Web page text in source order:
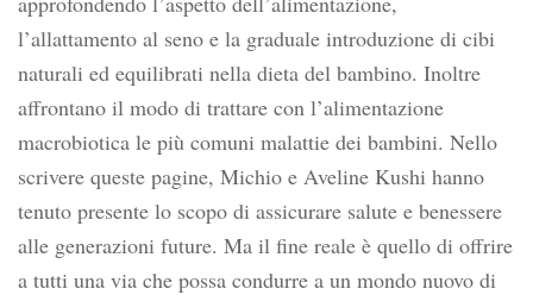
l’allattamento al seno e la graduale introduzione di cibi
naturali ed equilibrati nella dieta del bambino. Inoltre
affrontano il modo di trattare con l’alimentazione
macrobiotica le più comuni malattie dei bambini. Nello
scrivere queste pagine, Michio e Aveline Kushi hanno
tenuto presente lo scopo di assicurare salute e benessere
alle generazioni future. Ma il fine reale è quello di offrire
a tutti una via che possa condurre a un mondo nuovo di